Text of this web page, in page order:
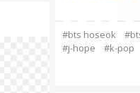
#bts hoseok
#j-hope
#k-pop